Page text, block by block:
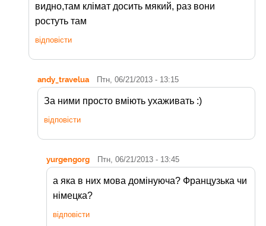
видно,там клімат досить мякий, раз вони
ростуть там
відповісти
andy_travelua Птн, 06/21/2013 - 13:15
За ними просто вміють ухаживать :)
відповісти
yurgengorg Птн, 06/21/2013 - 13:45
а яка в них мова домінуюча? Французька чи
німецка?
відповісти